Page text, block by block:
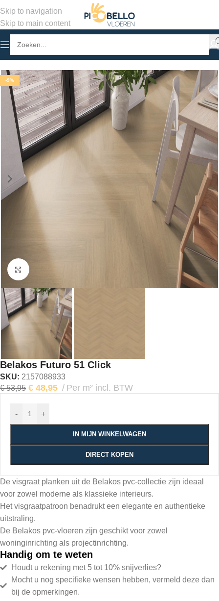
Skip to navigation
Skip to main content
Home/Winkel
-9%
Klik om te vergroten
Belakos Futuro 51 Click
SKU: 2157088933
€53,95 € 48,95 Per m² incl. BTW
- +
IN MIJN WINKELWAGEN
DIRECT KOPEN
De visgraat planken uit de Belakos pvc-collectie zijn ideaal
voor zowel moderne als klassieke interieurs.
Het visgraatpatroon benadrukt een elegante en authentieke
uitstraling.
De Belakos pvc-vloeren zijn geschikt voor zowel
woninginrichting als projectinrichting.
Handig om te weten
Houdt u rekening met 5 tot 10% snijverlies?
Mocht u nog specifieke wensen hebben, vermeld deze dan
bij de opmerkingen.